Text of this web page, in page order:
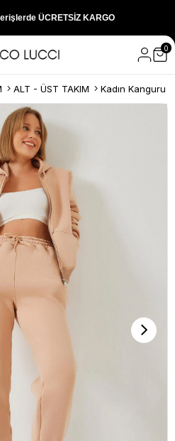
150 TL İNDİRİM
hemen keşfedin
ÜCRETSİZ KARGO
150 TL İNDİRİM
0
ALT - ÜST TAKIM